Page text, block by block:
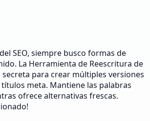
SEO, siempre busco formas de
La Herramienta de Reescritura de
secreta para crear múltiples versiones
meta. Mantiene las palabras
ofrece alternativas frescas.